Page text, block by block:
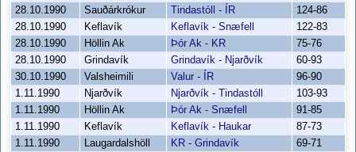
28.10.1990
Sauðárkrókur Tindastóll - ÍR
124-86
28.10.1990
Keflavík Keflavík - Snæfell
122-83
28.10.1990
Höllin Ak Þór Ak - KR
75-76
28.10.1990
Grindavík Grindavík - Njarðvík
60-93
30.10.1990
Valsheimili Valur - ÍR
96-90
1.11.1990
Njarðvík Njarðvík - Tindastóll
103-93
1.11.1990
Höllin Ak Þór Ak - Snæfell
91-85
1.11.1990
Keflavík Keflavík - Haukar
87-73
1.11.1990
Laugardalshöll KR - Grindavík
69-71